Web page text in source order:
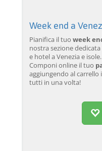
Week end a
Pianifica il tuo week
nostra sezione
e hotel a Venezia e isole.
Componi online il tuo
aggiungendo al
tutti in una volta!